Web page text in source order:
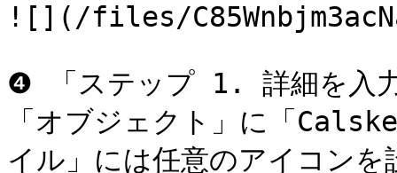
![](/files/
❹ 「ステップ 1. 詳細を入力
「オブジェクト」に「
イル」には任意のアイコン